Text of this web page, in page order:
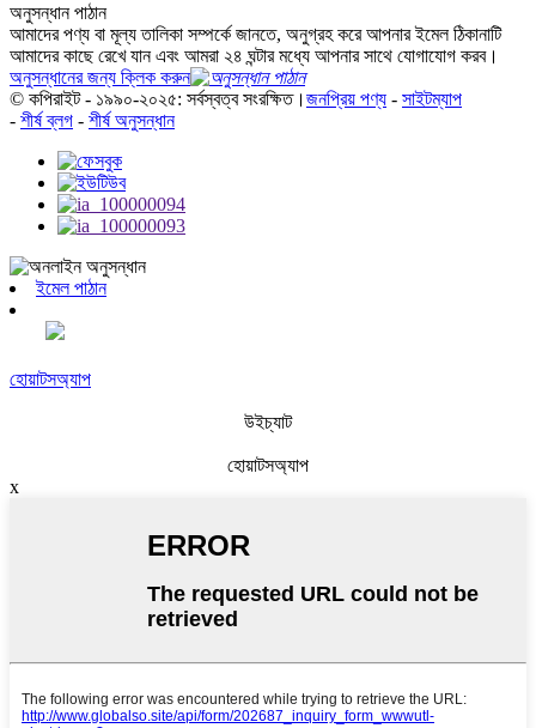
অনুসন্ধান পাঠান
আমাদের পণ্য বা মূল্য তালিকা সম্পর্কে জানতে, অনুগ্রহ করে আপনার ইমেল ঠিকানাটি
আমাদের কাছে রেখে যান এবং আমরা ২৪ ঘন্টার মধ্যে আপনার সাথে যোগাযোগ করব।
অনুসন্ধানের জন্য ক্লিক করুন
© কপিরাইট - ১৯৯০-২০২৫: সর্বস্বত্ব সংরক্ষিত। জনপ্রিয় পণ্য - সাইটম্যাপ
- শীর্ষ ব্লগ - শীর্ষ অনুসন্ধান
ইমেল পাঠান
হোয়াটসঅ্যাপ
উইচ্যাট
হোয়াটসঅ্যাপ
x